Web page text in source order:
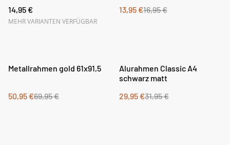
14,95 €
MEHR VARIANTEN VERFÜGBAR
13,95 €16,95 €
%
Metallrahmen gold 61x91,5
50,95 €69,95 €
%
Alurahmen Classic A4
schwarz matt
29,95 €31,95 €